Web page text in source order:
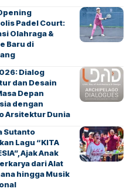
Padel Court:
Olahraga &
Baru di
Dialog
dan Desain
Depan
dengan
Arsitektur Dunia
Sutanto
Lagu “KITA
Ajak Anak
dari Alat
hingga Musik